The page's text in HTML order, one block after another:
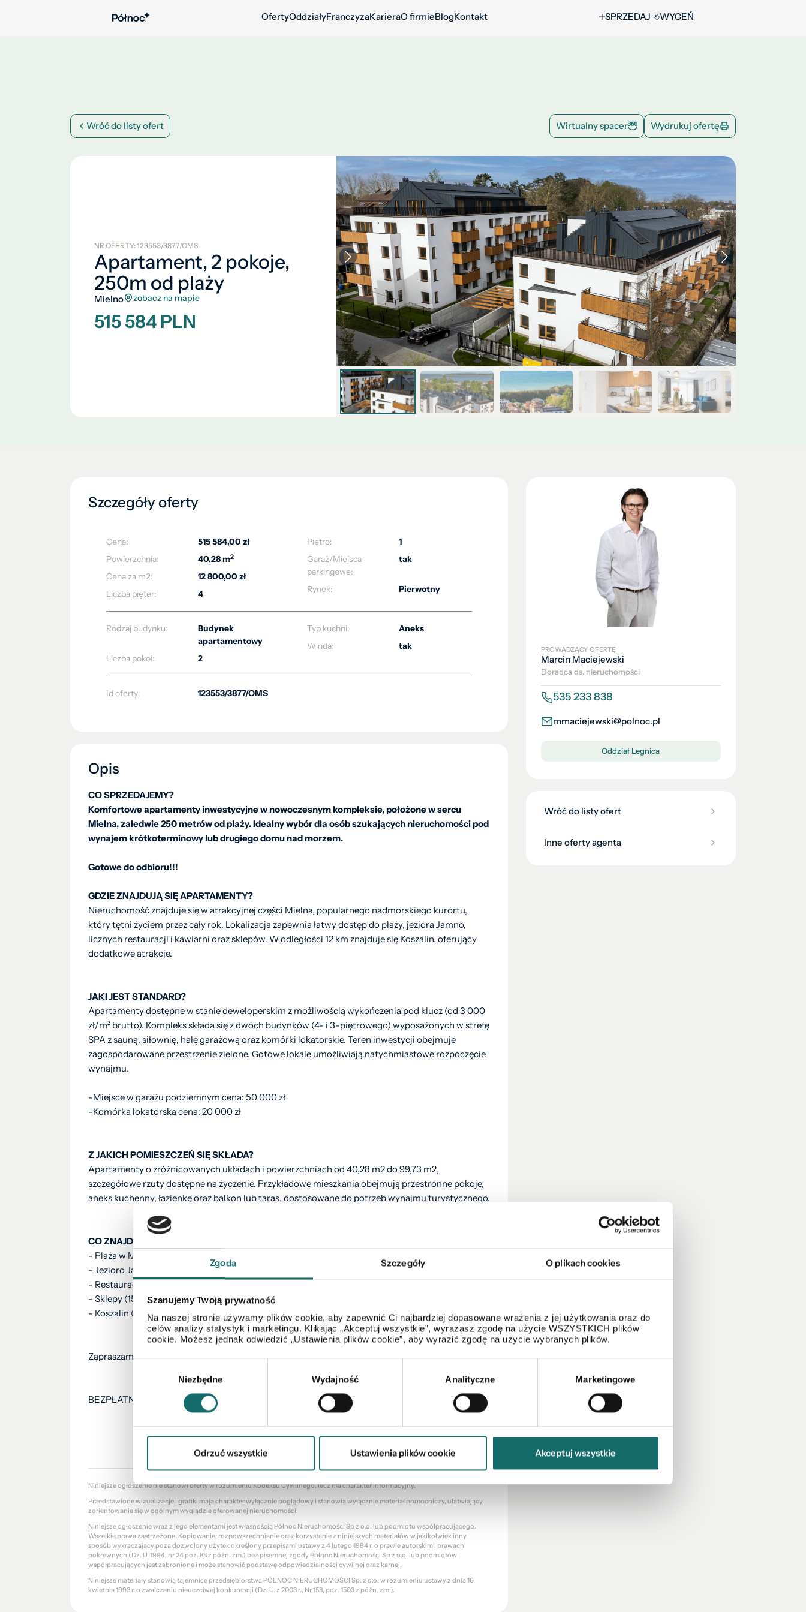
Zgoda Szczegóły O plikach cookies
Szanujemy Twoją prywatność
Na naszej stronie używamy plików cookie, aby zapewnić Ci najbardziej dopasowane wrażenia z jej użytkowania oraz do
celów analizy statystyk i marketingu. Klikając „Akceptuj wszystkie”, wyrażasz zgodę na użycie WSZYSTKICH plików
cookie. Możesz jednak odwiedzić „Ustawienia plików cookie”, aby wyrazić zgodę na użycie wybranych plików.
Niezbędne Wydajność Analityczne Marketingowe
Odrzuć wszystkie Ustawienia plików cookie Akceptuj wszystkie
OfertyOddziałyFranczyzaKarieraO firmieBlogKontakt SPRZEDAJ WYCEŃ
Wróć do listy ofert Wirtualny spacer Wydrukuj ofertę
NR OFERTY: 123553/3877/OMS
Apartament, 2 pokoje,
250m od plaży
Mielno zobacz na mapie
515 584 PLN
Szczegóły oferty
Cena:
515 584,00 zł
Powierzchnia:
40,28 m2
Cena za m2:
12 800,00 zł
Liczba pięter:
4
Piętro:
1
Garaż/Miejsca
parkingowe:
tak
Rynek: Pierwotny
Rodzaj budynku:
Budynek
apartamentowy
Liczba pokoi:
2
Typ kuchni:
Aneks
Winda:
tak
Id oferty: 123553/3877/OMS
Opis
CO SPRZEDAJEMY?
Komfortowe apartamenty inwestycyjne w nowoczesnym kompleksie, położone w sercu
Mielna, zaledwie 250 metrów od plaży. Idealny wybór dla osób szukających nieruchomości pod
wynajem krótkoterminowy lub drugiego domu nad morzem.
Gotowe do odbioru!!!
GDZIE ZNAJDUJĄ SIĘ APARTAMENTY?
Nieruchomość znajduje się w atrakcyjnej części Mielna, popularnego nadmorskiego kurortu,
który tętni życiem przez cały rok. Lokalizacja zapewnia łatwy dostęp do plaży, jeziora Jamno,
licznych restauracji i kawiarni oraz sklepów. W odległości 12 km znajduje się Koszalin, oferujący
dodatkowe atrakcje.
JAKI JEST STANDARD?
Apartamenty dostępne w stanie deweloperskim z możliwością wykończenia pod klucz (od 3 000
zł/m² brutto). Kompleks składa się z dwóch budynków (4- i 3-piętrowego) wyposażonych w strefę
SPA z sauną, siłownię, halę garażową oraz komórki lokatorskie. Teren inwestycji obejmuje
zagospodarowane przestrzenie zielone. Gotowe lokale umożliwiają natychmiastowe rozpoczęcie
wynajmu.
-Miejsce w garażu podziemnym cena: 50 000 zł
-Komórka lokatorska cena: 20 000 zł
Z JAKICH POMIESZCZEŃ SIĘ SKŁADA?
Apartamenty o zróżnicowanych układach i powierzchniach od 40,28 m2 do 99,73 m2,
szczegółowe rzuty dostępne na życzenie. Przykładowe mieszkania obejmują przestronne pokoje,
aneks kuchenny, łazienkę oraz balkon lub taras, dostosowane do potrzeb wynajmu turystycznego.
CO ZNAJDUJE SIĘ W NAJBLIŻSZYM OTOCZENIU?
- Plaża w Mielnie (250 m)
- Jezioro Jamno (400 m)
- Restauracje i kawiarnie (100 m)
- Sklepy (150 m)
- Koszalin (12 km)
Zapraszam na prezentację.
BEZPŁATNIE pomagamy w uzyskaniu najkorzystniejszego kredytu na zakup nieruchomości.
Niniejsze ogłoszenie nie stanowi oferty w rozumieniu Kodeksu Cywilnego, lecz ma charakter informacyjny.
Przedstawione wizualizacje i grafiki mają charakter wyłącznie poglądowy i stanowią wyłącznie materiał pomocniczy, ułatwiający
zorientowanie się w ogólnym wyglądzie oferowanej nieruchomości.
Niniejsze ogłoszenie wraz z jego elementami jest własnością Północ Nieruchomości Sp z o.o. lub podmiotu współpracującego.
Wszelkie prawa zastrzeżone. Kopiowanie, rozpowszechnianie oraz korzystanie z niniejszych materiałów w jakikolwiek inny
sposób wykraczający poza dozwolony użytek określony przepisami ustawy z 4 lutego 1994 r. o prawie autorskim i prawach
pokrewnych (Dz. U. 1994, nr 24 poz. 83 z późn. zm.) bez pisemnej zgody Północ Nieruchomości Sp z o.o. lub podmiotów
współpracujących jest zabronione i może stanowić podstawę odpowiedzialności cywilnej oraz karnej.
Niniejsze materiały stanowią tajemnicę przedsiębiorstwa PÓŁNOC NIERUCHOMOŚCI Sp. z o.o. w rozumieniu ustawy z dnia 16
kwietnia 1993 r. o zwalczaniu nieuczciwej konkurencji (Dz. U. z 2003 r., Nr 153, poz. 1503 z późn. zm.).
PROWADZĄCY OFERTĘ
Marcin Maciejewski
Doradca ds. nieruchomości
535 233 838
mmaciejewski@polnoc.pl
Oddział Legnica
Wróć do listy ofert
Inne oferty agenta